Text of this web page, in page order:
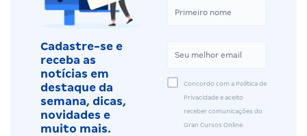
Cadastre-se e
receba as
notícias em
destaque da
semana, dicas,
novidades e
muito mais.
Concordo com a Política de
Privacidade e aceito
receber comunicações do
Gran Cursos Online.